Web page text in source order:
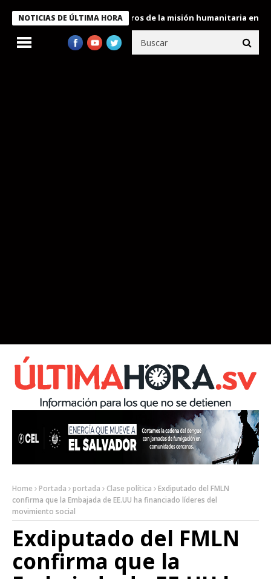
NOTICIAS DE ÚLTIMA HORA
condecora a miembros de la misión humanitaria enviada a
Home Portada portada Clase política
Exdiputado del FMLN
confirma que la Embajada de EE.UU ha financiado líderes del
movimiento social
Exdiputado del FMLN
confirma que la